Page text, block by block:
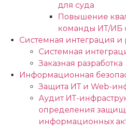
для суда
Повышение
команды ИТ/ИБ
Системная интеграция и
Системная
Заказная разработка
Информационная
Защита ИТ и Web-
Аудит ИТ-
определения
информационных